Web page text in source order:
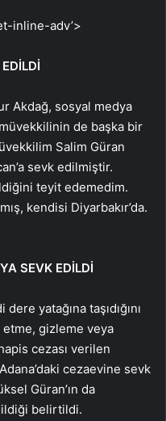
inline-adv’>
Akdağ, sosyal medya
müvekkilinin de başka bir
Salim Güran
sevk edilmiştir.
teyit edemedim.
kendisi Diyarbakır’da.
SEVK EDİLDİ
yatağına taşıdığını
gizleme veya
cezası verilen
cezaevine sevk
Güran’ın da
belirtildi.